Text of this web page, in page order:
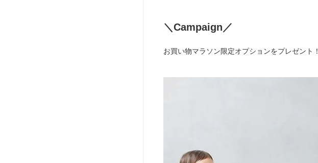
PPL ホップル 変化するくるくる本棚
＼Campaign／
お買い物マラソン限定オプションをプレゼント！